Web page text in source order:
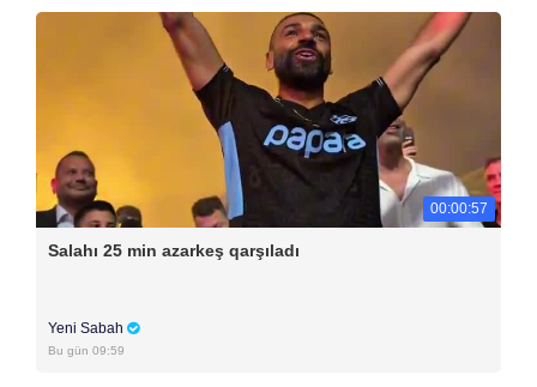
00:00:57
Salahı 25 min azarkeş qarşıladı
Yeni Sabah
Bu gün 09:59